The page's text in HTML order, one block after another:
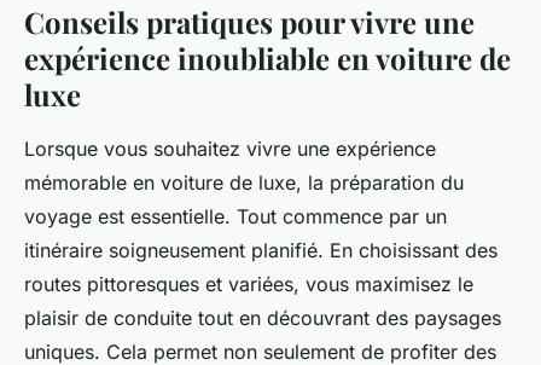
Conseils pratiques pour vivre une
expérience inoubliable en voiture de
luxe
Lorsque vous souhaitez vivre une expérience
mémorable en voiture de luxe, la préparation du
voyage est essentielle. Tout commence par un
itinéraire soigneusement planifié. En choisissant des
routes pittoresques et variées, vous maximisez le
plaisir de conduite tout en découvrant des paysages
uniques. Cela permet non seulement de profiter des